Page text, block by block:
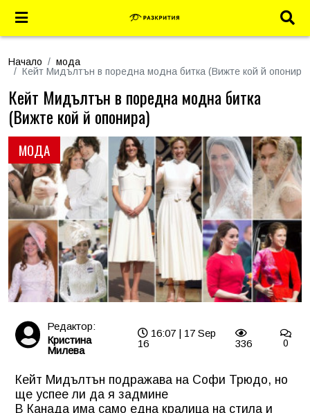
Начало
мода
Кейт Мидълтън в поредна модна битка (Вижте кой й опонира)
МОДА
Кейт Мидълтън в поредна модна битка
(Вижте кой й опонира)
Редактор:
Кристина
Милева
16:07 | 17 Sep
16
336 0
Кейт Мидълтън подражава на Софи Трюдо, но
ще успее ли да я задмине
В Канада има само една кралица на стила и